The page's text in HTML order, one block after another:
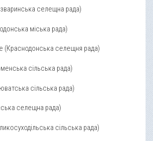
селещна рада)
міська рада)
(Краснодонська селещня рада)
сільська рада)
сільська рада)
селещна рада)
сільська рада)